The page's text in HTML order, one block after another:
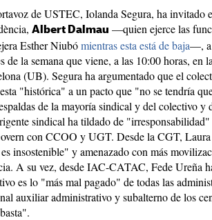
de USTEC, Iolanda Segura, ha invitado
Albert Dalmau —quien ejerce las
Esther Niubómientras esta está de baja—, a
de la semana que viene, a las 10:00 horas, en
(UB). Segura ha argumentado que el
"histórica" a un pacto que "no se tendría
de la mayoría sindical y del colectivo y
sindical ha tildado de
con CCOO y UGT. Desde la CGT, Laura
insostenible" y amenazado con más
A su vez, desde IAC-CATAC, Fede Ureña
es lo "más mal pagado" de todas las
auxiliar administrativo y subalterno de los